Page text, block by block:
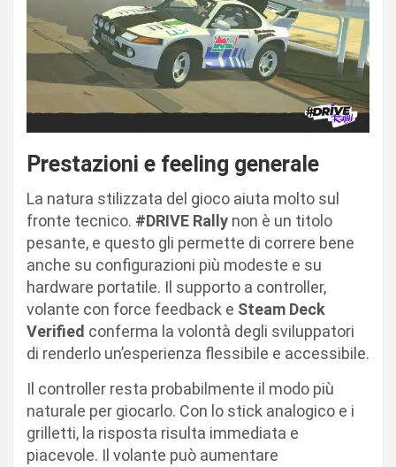
Prestazioni e feeling generale
La natura stilizzata del gioco aiuta molto sul
fronte tecnico. #DRIVE Rally non è un titolo
pesante, e questo gli permette di correre bene
anche su configurazioni più modeste e su
hardware portatile. Il supporto a controller,
volante con force feedback e Steam Deck
Verified conferma la volontà degli sviluppatori
di renderlo un’esperienza flessibile e accessibile.
Il controller resta probabilmente il modo più
naturale per giocarlo. Con lo stick analogico e i
grilletti, la risposta risulta immediata e
piacevole. Il volante può aumentare